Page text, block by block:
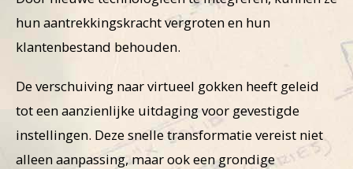
hun aantrekkingskracht vergroten en hun
klantenbestand behouden.
De verschuiving naar virtueel gokken heeft geleid
tot een aanzienlijke uitdaging voor gevestigde
instellingen. Deze snelle transformatie vereist niet
alleen aanpassing, maar ook een grondige